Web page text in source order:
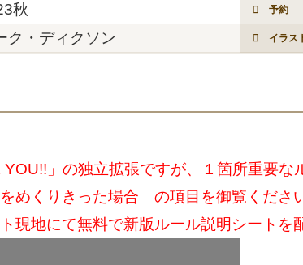
秋 予約
ク・ディクソン イラス
」の独立拡張ですが、１箇所重要
めくりきった場合」の項目を御覧くださ
現地にて無料で新版ルール説明シートを